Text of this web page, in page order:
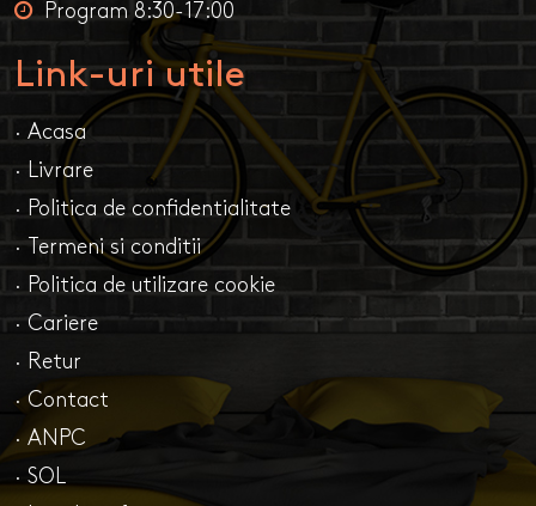
Program 8:30-17:00
Link-uri utile
· Acasa
· Livrare
· Politica de confidentialitate
· Termeni si conditii
· Politica de utilizare cookie
· Cariere
· Retur
· Contact
· ANPC
· SOL